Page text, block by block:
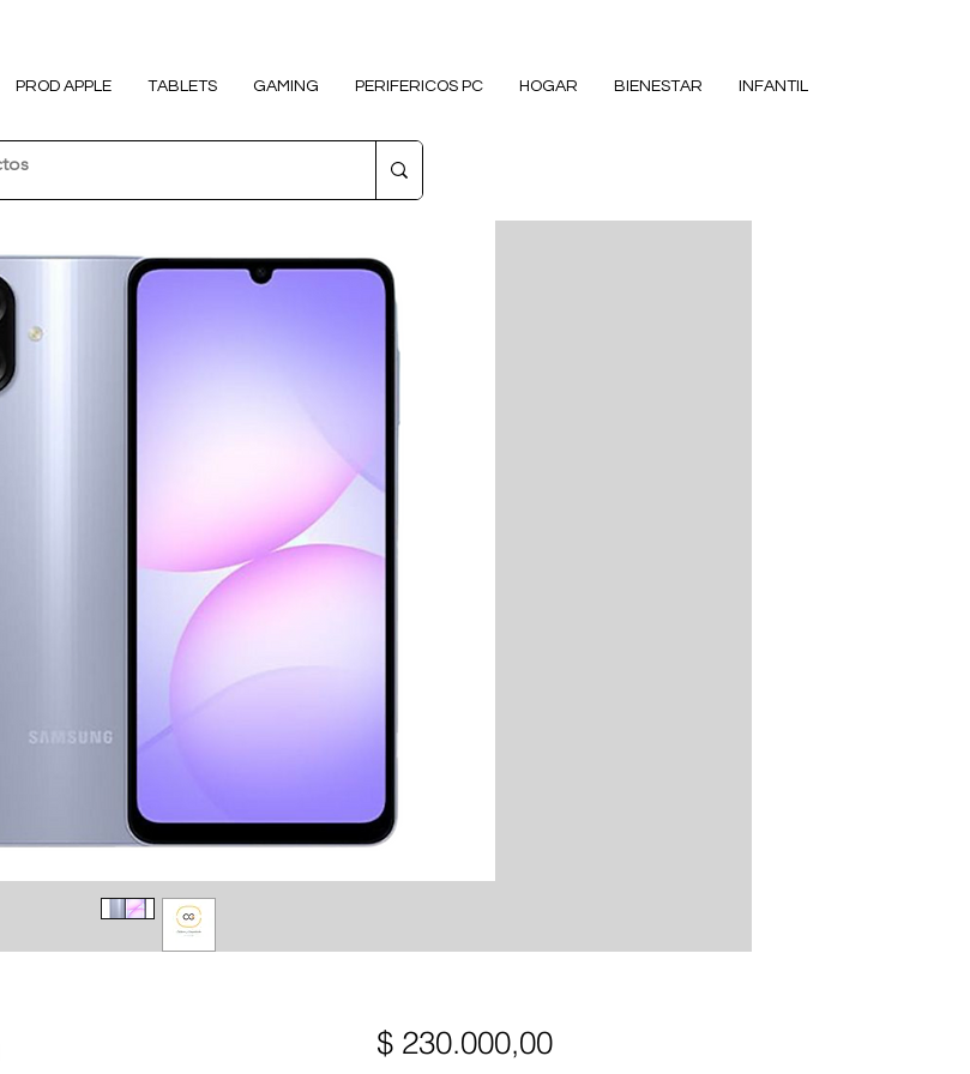
PROD APPLE TABLETS GAMING PERIFERICOS PC HOGAR BIENESTAR INFANTIL
$ 230.000,00Precio